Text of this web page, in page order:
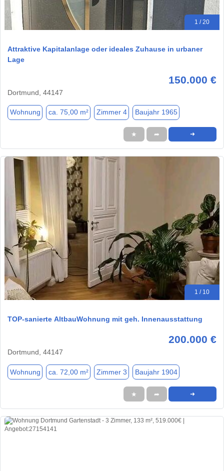
1 / 20
Attraktive Kapitalanlage oder ideales Zuhause in urbaner
Lage
150.000 €
Dortmund, 44147
Wohnung ca. 75,00 m² Zimmer 4 Baujahr 1965
★ ➦ ➜
1 / 10
TOP-sanierte AltbauWohnung mit geh. Innenausstattung
200.000 €
Dortmund, 44147
Wohnung ca. 72,00 m² Zimmer 3 Baujahr 1904
★ ➦ ➜